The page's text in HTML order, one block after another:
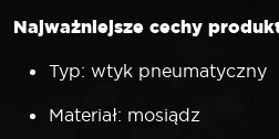
Najważniejsze cechy
Typ: wtyk pneumatyczny
Materiał: mosiądz